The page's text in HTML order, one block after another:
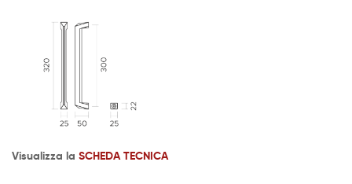
Visualizza la SCHEDA TECNICA